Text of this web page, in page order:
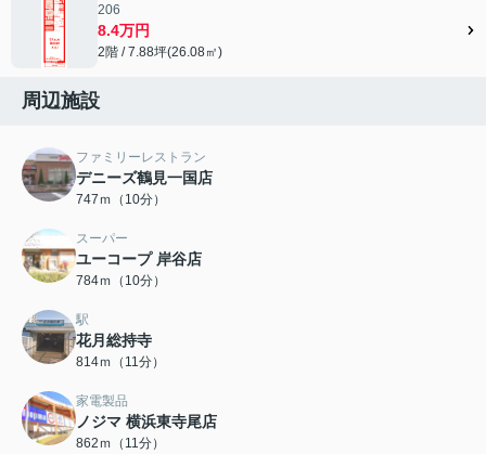
206
8.4万円
2階 / 7.88坪(26.08㎡)
周辺施設
ファミリーレストラン
デニーズ鶴見一国店
747ｍ（10分）
スーパー
ユーコープ 岸谷店
784ｍ（10分）
駅
花月総持寺
814ｍ（11分）
家電製品
ノジマ 横浜東寺尾店
862ｍ（11分）